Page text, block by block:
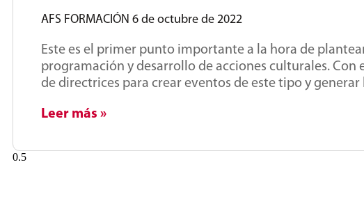
AFS FORMACIÓN 6 de octubre de 2022
Este es el primer punto importante a la hora de
programación y desarrollo de acciones culturales. Con
de directrices para crear eventos de este tipo y generar
Leer más »